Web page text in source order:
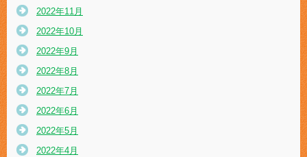
2022年11月
2022年10月
2022年9月
2022年8月
2022年7月
2022年6月
2022年5月
2022年4月